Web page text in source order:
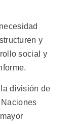
y
social y
división de